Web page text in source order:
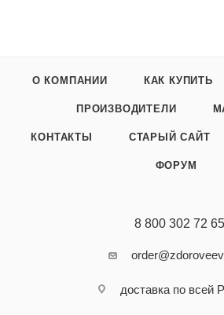
О КОМПАНИИ КАК КУПИТЬ
ПРОИЗВОДИТЕЛИ
КОНТАКТЫ СТАРЫЙ САЙТ
ФОРУМ
8 800 302 72 65
доставка по всей